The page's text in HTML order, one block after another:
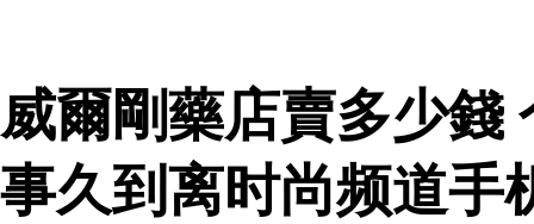
威爾剛藥店賣多少錢
事久到离时尚频道手